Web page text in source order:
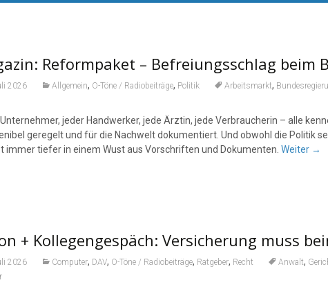
Reformpaket – Befreiungsschlag beim
2026 Allgemein, O-Töne / Radiobeiträge, Politik Arbeitsmarkt,
jeder Handwerker, jede Ärztin, jede Verbraucherin – alle
geregelt und für die Nachwelt dokumentiert. Und obwohl die Politik
immer tiefer in einem Wust aus Vorschriften und Dokumenten. Weiter →
+ Kollegengespäch: Versicherung muss
2026 Computer, DAV, O-Töne / Radiobeiträge, Ratgeber, Recht Anwalt,